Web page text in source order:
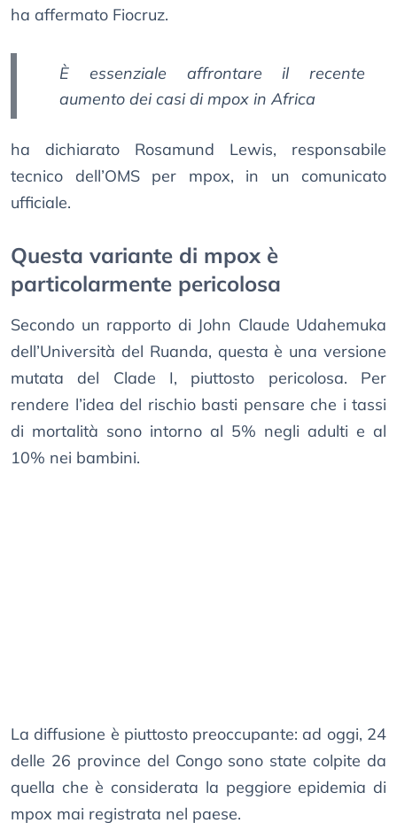
ha affermato Fiocruz.
È essenziale affrontare il recente
aumento dei casi di mpox in Africa
ha dichiarato Rosamund Lewis, responsabile
tecnico dell’OMS per mpox, in un comunicato
ufficiale.
Questa variante di mpox è
particolarmente pericolosa
Secondo un rapporto di John Claude Udahemuka
dell’Università del Ruanda, questa è una versione
mutata del Clade I, piuttosto pericolosa. Per
rendere l’idea del rischio basti pensare che i tassi
di mortalità sono intorno al 5% negli adulti e al
10% nei bambini.
La diffusione è piuttosto preoccupante: ad oggi, 24
delle 26 province del Congo sono state colpite da
quella che è considerata la peggiore epidemia di
mpox mai registrata nel paese.